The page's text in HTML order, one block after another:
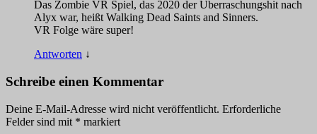
Das Zombie VR Spiel, das 2020 der Überraschungshit nach
Alyx war, heißt Walking Dead Saints and Sinners.
VR Folge wäre super!
Antworten ↓
Schreibe einen Kommentar
Deine E-Mail-Adresse wird nicht veröffentlicht. Erforderliche
Felder sind mit * markiert